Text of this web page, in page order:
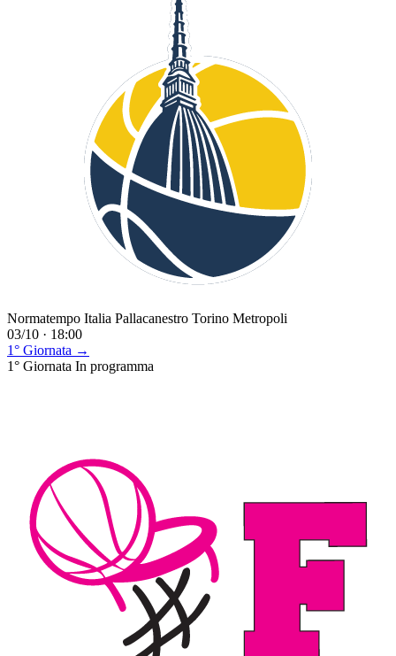
Normatempo Italia Pallacanestro Torino Metropoli
03/10 · 18:00
1° Giornata →
1° Giornata In programma